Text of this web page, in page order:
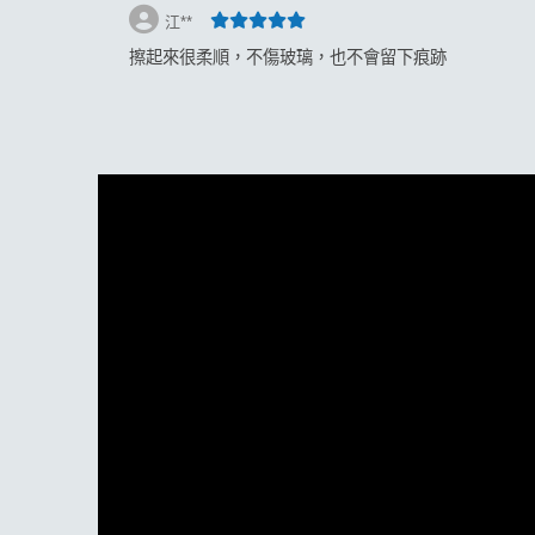
江**
擦起來很柔順，不傷玻璃，也不會留下痕跡